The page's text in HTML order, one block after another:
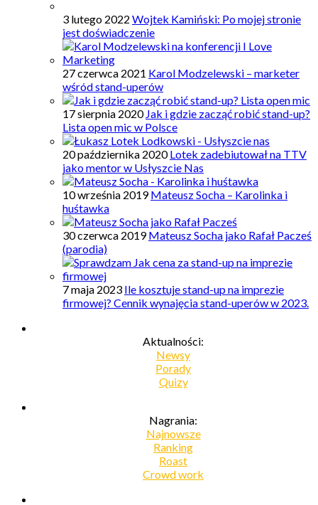
3 lutego 2022 Wojtek Kamiński: Po mojej stronie
jest doświadczenie
27 czerwca 2021 Karol Modzelewski – marketer
wśród stand-uperów
17 sierpnia 2020 Jak i gdzie zacząć robić stand-up?
Lista open mic w Polsce
20 października 2020 Lotek zadebiutował na TTV
jako mentor w Usłyszcie Nas
10 września 2019 Mateusz Socha – Karolinka i
huśtawka
30 czerwca 2019 Mateusz Socha jako Rafał Pacześ
(parodia)
7 maja 2023 Ile kosztuje stand-up na imprezie
firmowej? Cennik wynajęcia stand-uperów w 2023.
Aktualności:
Newsy
Porady
Quizy
Nagrania:
Najnowsze
Ranking
Roast
Crowd work